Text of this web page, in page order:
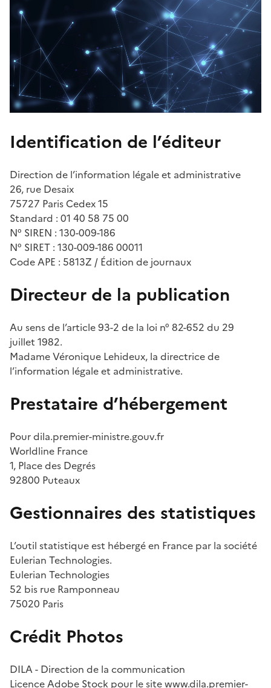
Identification de l’éditeur
Direction de l’information légale et administrative
26, rue Desaix
75727 Paris Cedex 15
Standard : 01 40 58 75 00
N° SIREN : 130-009-186
N° SIRET : 130-009-186 00011
Code APE : 5813Z / Édition de journaux
Directeur de la publication
Au sens de l’article 93-2 de la loi n° 82-652 du 29
juillet 1982.
Madame Véronique Lehideux, la directrice de
l’information légale et administrative.
Prestataire d’hébergement
Pour dila.premier-ministre.gouv.fr
Worldline France
1, Place des Degrés
92800 Puteaux
Gestionnaires des statistiques
L’outil statistique est hébergé en France par la société
Eulerian Technologies.
Eulerian Technologies
52 bis rue Ramponneau
75020 Paris
Crédit Photos
DILA - Direction de la communication
Licence Adobe Stock pour le sitewww.dila.premier-